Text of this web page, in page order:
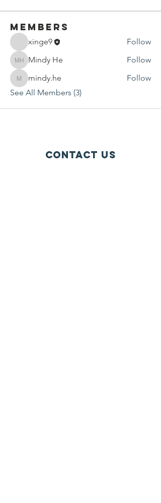
Members
xinge9 Follow
Mindy He
Mindy He Follow
mindy.he
mindy.he
Follow
See All Members (3)
Contact Us